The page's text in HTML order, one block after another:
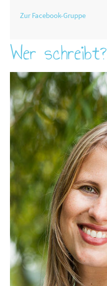
Zur Facebook-Gruppe
Wer schreibt?